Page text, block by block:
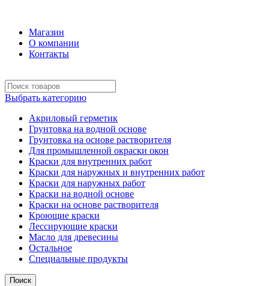
Магазин
О компании
Контакты
Выбрать категорию
Акриловый герметик
Грунтовка на водной основе
Грунтовка на основе растворителя
Для промышленной окраски окон
Краски для внутренних работ
Краски для наружных и внутренних работ
Краски для наружных работ
Краски на водной основе
Краски на основе растворителя
Кроющие краски
Лессирующие краски
Масло для древесины
Остальное
Специальные продукты
Поиск